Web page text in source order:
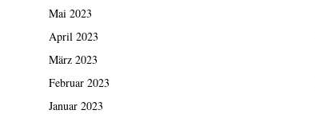
Mai 2023
April 2023
März 2023
Februar 2023
Januar 2023